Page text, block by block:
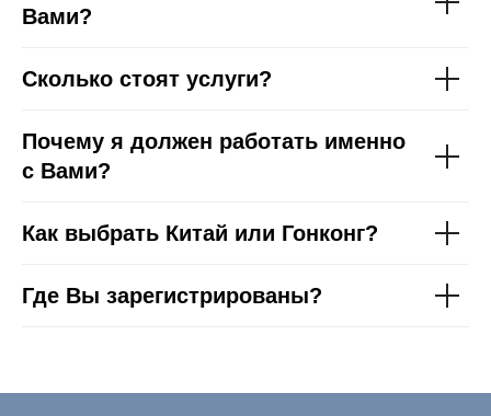
Вами?
Сколько стоят услуги?
Почему я должен работать именно
с Вами?
Как выбрать Китай или Гонконг?
Где Вы зарегистрированы?